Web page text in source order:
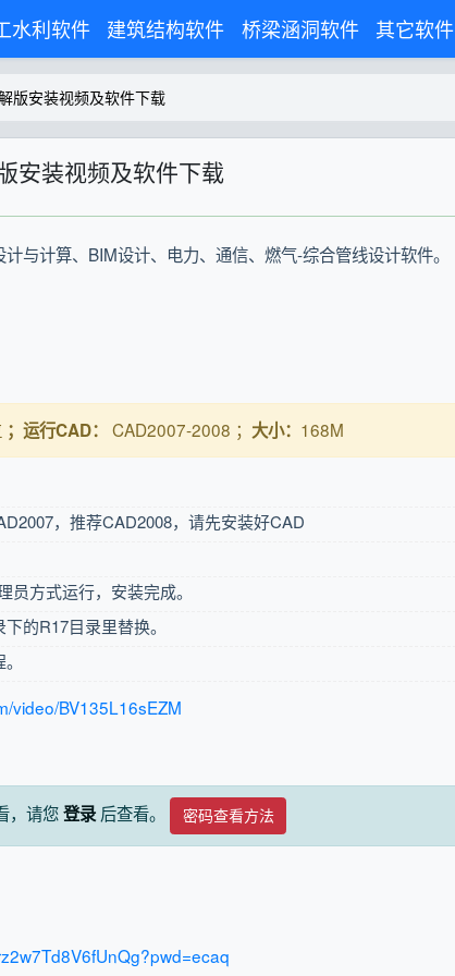
水利软件 建筑结构软件 桥梁涵洞软件 其它软件
版安装视频及软件下载
安装视频及软件下载
与计算、BIM设计、电力、通信、燃气-综合管线设计软件。
；运行CAD： CAD2007-2008 ； 大小： 168M
，推荐CAD2008，请先安装好CAD
方式运行，安装完成。
的R17目录里替换。
video/BV135L16sEZM
，请您登录 后查看。 密码查看方法